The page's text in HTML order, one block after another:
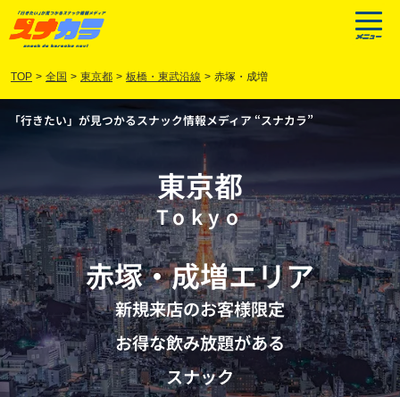
TOP > 全国 > 東京都 > 板橋・東武沿線 > 赤塚・成増
「行きたい」が見つかるスナック情報メディア “スナカラ”
東京都
Tokyo
赤塚・成増エリア
新規来店のお客様限定
お得な飲み放題がある
スナック